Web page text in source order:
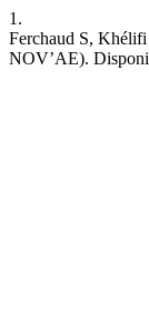
1.
Ferchaud S,
NOV’AE).